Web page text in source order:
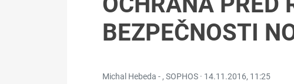
BEZPEČNOSTI
Michal Hebeda - , SOPHOS · 14.11.2016, 11:25